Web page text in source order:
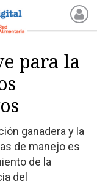
para la
ganadera y la
de manejo es
de la
del